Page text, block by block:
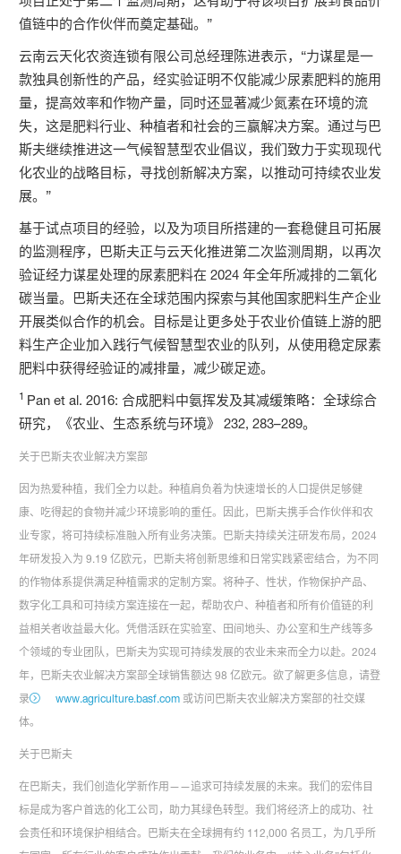
值链中的合作伙伴而奠定基础。”
云南云天化农资连锁有限公司总经理陈进表示，“力谋星是一
款独具创新性的产品，经实验证明不仅能减少尿素肥料的施用
量，提高效率和作物产量，同时还显著减少氮素在环境的流
失，这是肥料行业、种植者和社会的三赢解决方案。通过与巴
斯夫继续推进这一气候智慧型农业倡议，我们致力于实现现代
化农业的战略目标，寻找创新解决方案，以推动可持续农业发
展。”
基于试点项目的经验，以及为项目所搭建的一套稳健且可拓展
的监测程序，巴斯夫正与云天化推进第二次监测周期，以再次
验证经力谋星处理的尿素肥料在 2024 年全年所减排的二氧化
碳当量。巴斯夫还在全球范围内探索与其他国家肥料生产企业
开展类似合作的机会。目标是让更多处于农业价值链上游的肥
料生产企业加入践行气候智慧型农业的队列，从使用稳定尿素
肥料中获得经验证的减排量，减少碳足迹。
1 Pan et al. 2016: 合成肥料中氨挥发及其减缓策略：全球综合
研究，《农业、生态系统与环境》 232, 283–289。
关于巴斯夫农业解决方案部
因为热爱种植，我们全力以赴。种植肩负着为快速增长的人口提供足够健
康、吃得起的食物并减少环境影响的重任。因此，巴斯夫携手合作伙伴和农
业专家，将可持续标准融入所有业务决策。巴斯夫持续关注研发布局，2024
年研发投入为 9.19 亿欧元，巴斯夫将创新思维和日常实践紧密结合，为不同
的作物体系提供满足种植需求的定制方案。将种子、性状，作物保护产品、
数字化工具和可持续方案连接在一起，帮助农户、种植者和所有价值链的利
益相关者收益最大化。凭借活跃在实验室、田间地头、办公室和生产线等多
个领域的专业团队，巴斯夫为实现可持续发展的农业未来而全力以赴。2024
年，巴斯夫农业解决方案部全球销售额达 98 亿欧元。欲了解更多信息，请登
录
www.agriculture.basf.com或访问巴斯夫农业解决方案部的社交媒
体。
关于巴斯夫
在巴斯夫，我们创造化学新作用——追求可持续发展的未来。我们的宏伟目
标是成为客户首选的化工公司，助力其绿色转型。我们将经济上的成功、社
会责任和环境保护相结合。巴斯夫在全球拥有约 112,000 名员工，为几乎所